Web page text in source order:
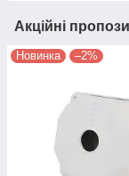
Акційні
Новинка –2%